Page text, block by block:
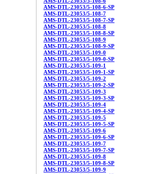
AMS-DTL-23053/5-108-6-SP
AMS-DTL-23053/5-108-7
AMS-DTL-23053/5-108-7-SP
AMS-DTL-23053/5-108-8
AMS-DTL-23053/5-108-8-SP
AMS-DTL-23053/5-108-9
AMS-DTL-23053/5-108-9-SP
AMS-DTL-23053/5-109-0
AMS-DTL-23053/5-109-0-SP
AMS-DTL-23053/5-109-1
AMS-DTL-23053/5-109-1-SP
AMS-DTL-23053/5-109-2
AMS-DTL-23053/5-109-2-SP
AMS-DTL-23053/5-109-3
AMS-DTL-23053/5-109-3-SP
AMS-DTL-23053/5-109-4
AMS-DTL-23053/5-109-4-SP
AMS-DTL-23053/5-109-5
AMS-DTL-23053/5-109-5-SP
AMS-DTL-23053/5-109-6
AMS-DTL-23053/5-109-6-SP
AMS-DTL-23053/5-109-7
AMS-DTL-23053/5-109-7-SP
AMS-DTL-23053/5-109-8
AMS-DTL-23053/5-109-8-SP
AMS-DTL-23053/5-109-9